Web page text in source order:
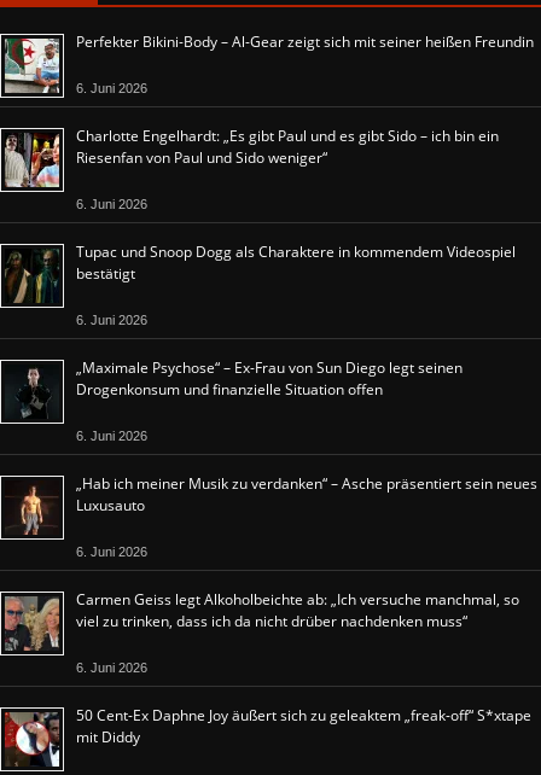
Perfekter Bikini-Body – Al-Gear zeigt sich mit seiner heißen Freundin
6. Juni 2026
Charlotte Engelhardt: „Es gibt Paul und es gibt Sido – ich bin ein
Riesenfan von Paul und Sido weniger“
6. Juni 2026
Tupac und Snoop Dogg als Charaktere in kommendem Videospiel
bestätigt
6. Juni 2026
„Maximale Psychose“ – Ex-Frau von Sun Diego legt seinen
Drogenkonsum und finanzielle Situation offen
6. Juni 2026
„Hab ich meiner Musik zu verdanken“ – Asche präsentiert sein neues
Luxusauto
6. Juni 2026
Carmen Geiss legt Alkoholbeichte ab: „Ich versuche manchmal, so
viel zu trinken, dass ich da nicht drüber nachdenken muss“
6. Juni 2026
50 Cent-Ex Daphne Joy äußert sich zu geleaktem „freak-off“ S*xtape
mit Diddy